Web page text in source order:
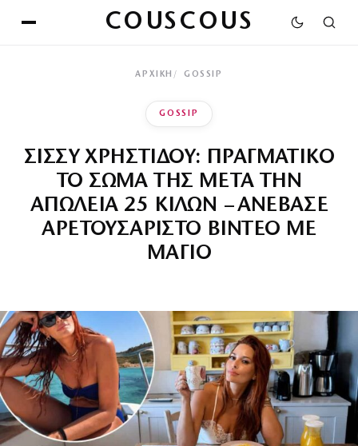
COUSCOUS
ΑΡΧΙΚΉ GOSSIP
GOSSIP
ΣΙΣΣΥ ΧΡΗΣΤΙΔΟΥ: ΠΡΑΓΜΑΤΙΚΟ
ΤΟ ΣΩΜΑ ΤΗΣ ΜΕΤΑ ΤΗΝ
ΑΠΩΛΕΙΑ 25 ΚΙΛΩΝ – ΑΝΕΒΑΣΕ
ΑΡΕΤΟΥΣΑΡΙΣΤΟ ΒΙΝΤΕΟ ΜΕ
ΜΑΓΙΟ